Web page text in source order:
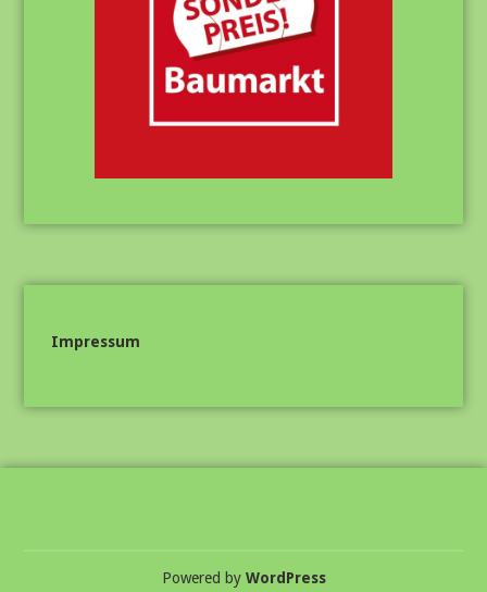
Impressum
Powered by WordPress